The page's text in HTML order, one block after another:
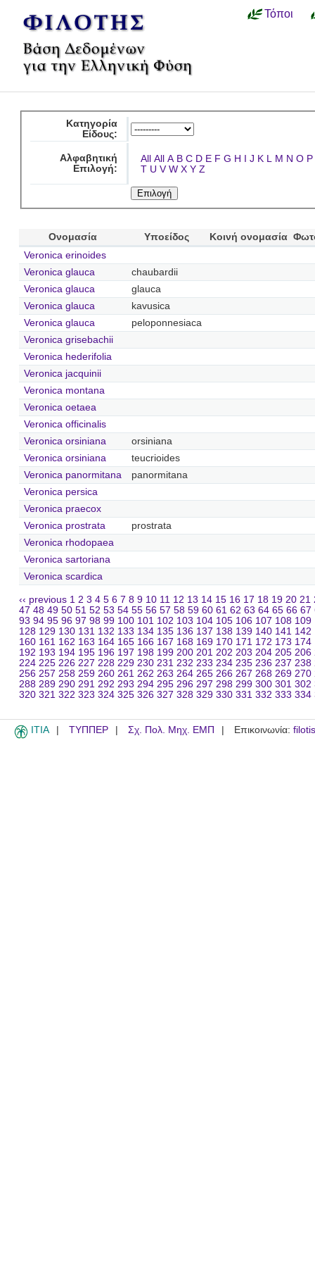
Τόποι
Κατηγορία
Είδους:
Αλφαβητική
Επιλογή:
All All A B C D E F G H I J K L M N O P
T U V W X Y Z
Ονομασία Υποείδος Κοινή ονομασία
Veronica erinoides
Veronica glauca
chaubardii
Veronica glauca
glauca
Veronica glauca
kavusica
Veronica glauca
peloponnesiaca
Veronica grisebachii
Veronica hederifolia
Veronica jacquinii
Veronica montana
Veronica oetaea
Veronica officinalis
Veronica orsiniana
orsiniana
Veronica orsiniana
teucrioides
Veronica panormitana
panormitana
Veronica persica
Veronica praecox
Veronica prostrata
prostrata
Veronica rhodopaea
Veronica sartoriana
Veronica scardica
‹‹ previous 1 2 3 4 5 6 7 8 9 10 11 12 13 14 15 16 17 18 19 20 21
47 48 49 50 51 52 53 54 55 56 57 58 59 60 61 62 63 64 65 66 67
93 94 95 96 97 98 99 100 101 102 103 104 105 106 107 108 109
128 129 130 131 132 133 134 135 136 137 138 139 140 141 142
160 161 162 163 164 165 166 167 168 169 170 171 172 173 174
192 193 194 195 196 197 198 199 200 201 202 203 204 205 206
224 225 226 227 228 229 230 231 232 233 234 235 236 237 238
256 257 258 259 260 261 262 263 264 265 266 267 268 269 270
288 289 290 291 292 293 294 295 296 297 298 299 300 301 302
320 321 322 323 324 325 326 327 328 329 330 331 332 333 334
ITIA ΤΥΠΠΕΡ Σχ. Πολ. Μηχ. ΕΜΠ Επικοινωνία: